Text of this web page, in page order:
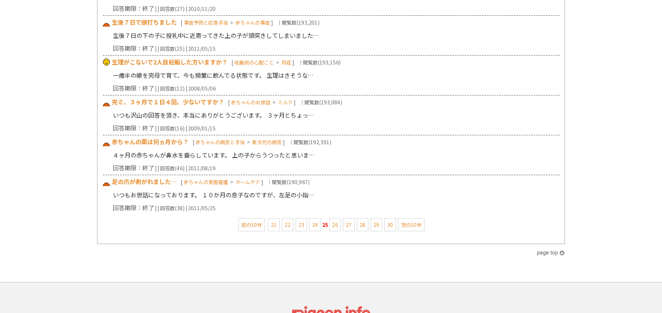
回答期限：終了 | | 回答数(27) | 2010/11/20
生後７日で頭打ちました [ 事故予防と応急手当 > 赤ちゃんの事故] ｜閲覧数(193,201)
生後７日の下の子に授乳中に近寄ってきた上の子が頭突きしてしまいました…
回答期限：終了 | | 回答数(25) | 2011/05/15
生理がこないで2人目妊娠した方いますか？ [妊娠前の心配ごと > 月経 ] ｜閲覧数(193,156)
一歳半の娘を完母で育て、今も頻繁に飲んでる状態です。 生理はきそうな…
回答期限：終了 | | 回答数(12) | 2008/05/06
完ミ、３ヶ月で１日４回。少ないですか？ [赤ちゃんのお世話 > ミルク ] ｜閲覧数(193,084)
いつも沢山の回答を頂き、本当にありがとうございます。 ３ヶ月とちょっ…
回答期限：終了 | | 回答数(16) | 2009/01/15
赤ちゃんの薬は何ヵ月から？ [赤ちゃんの病気と手当 > 新生児の病気 ] ｜閲覧数(192,591)
４ヶ月の赤ちゃんが鼻水を垂らしています。 上の子からうつったと思いま…
回答期限：終了 | | 回答数(46) | 2011/08/19
足の爪が剥がれました… [赤ちゃんの家庭看護 > ホームケア ] ｜閲覧数(190,967)
いつもお世話になっております。 １０か月の息子なのですが、左足の小指…
回答期限：終了 | | 回答数(38) | 2011/05/25
前の10件 21 22 23 24 25 26 27 28 29 30 次の10件